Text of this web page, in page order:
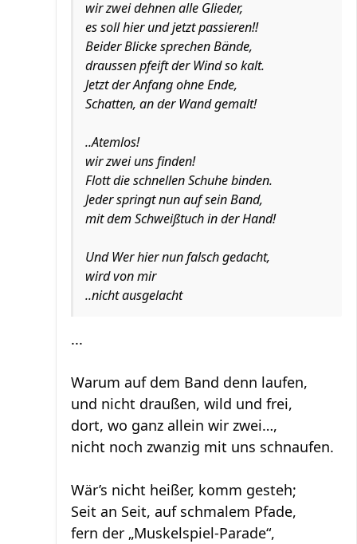
wir zwei dehnen alle Glieder,
es soll hier und jetzt passieren!!
Beider Blicke sprechen Bände,
draussen pfeift der Wind so kalt.
Jetzt der Anfang ohne Ende,
Schatten, an der Wand gemalt!
..Atemlos!
wir zwei uns finden!
Flott die schnellen Schuhe binden.
Jeder springt nun auf sein Band,
mit dem Schweißtuch in der Hand!
Und Wer hier nun falsch gedacht,
wird von mir
..nicht ausgelacht
...
Warum auf dem Band denn laufen,
und nicht draußen, wild und frei,
dort, wo ganz allein wir zwei…,
nicht noch zwanzig mit uns schnaufen.
Wär’s nicht heißer, komm gesteh;
Seit an Seit, auf schmalem Pfade,
fern der „Muskelspiel-Parade“,